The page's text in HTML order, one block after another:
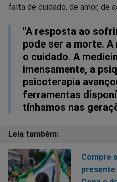
falta de cuidado, de amor, de
"A resposta ao
pode ser a morte.
o cuidado. A
imensamente, a
psicoterapia
ferramentas
tínhamos nas
Compre
presente